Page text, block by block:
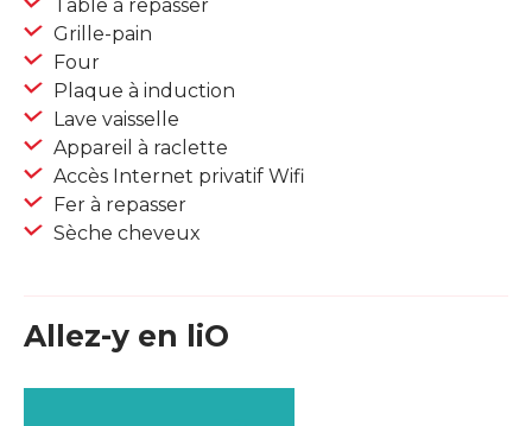
Table à repasser
Grille-pain
Four
Plaque à induction
Lave vaisselle
Appareil à raclette
Accès Internet privatif Wifi
Fer à repasser
Sèche cheveux
Allez-y en liO